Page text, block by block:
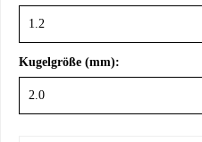
Kugelgröße (mm):